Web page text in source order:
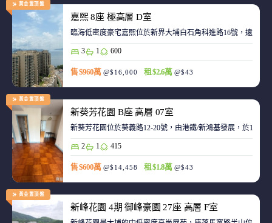
黃金置頂盤
嘉熙 8座 極高層 D室
臨海低密度豪宅嘉熙位於新界大埔白石角科進路16號，遠離
3 1 600
售 $960萬 @$16,000 租 $2.6萬 @$43
黃金置頂盤
新葵芳花園 B座 高層 07室
新葵芳花園位於葵義路12-20號，由港鐵/新鴻基發展，於
2 1 415
售 $600萬 @$14,458 租 $1.8萬 @$43
黃金置頂盤
新峰花園 4期 御峰豪園 27座 高層 F室